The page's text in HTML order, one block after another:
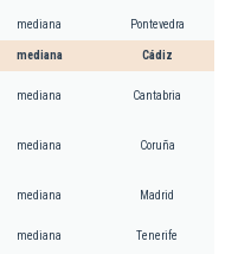
mediana Pontevedra
mediana Cádiz
mediana Cantabria
mediana Coruña
mediana Madrid
mediana Tenerife